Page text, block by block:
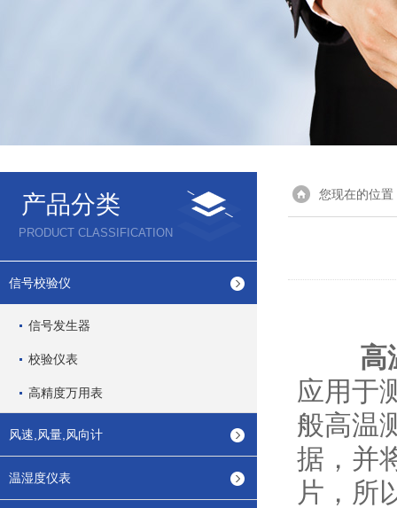
产品分类
PRODUCT CLASSIFICATION
信号校验仪
信号发生器
校验仪表
高精度万用表
风速,风量,风向计
温湿度仪表
您现在的位置
高
应用于
般高温
据，并
片，所